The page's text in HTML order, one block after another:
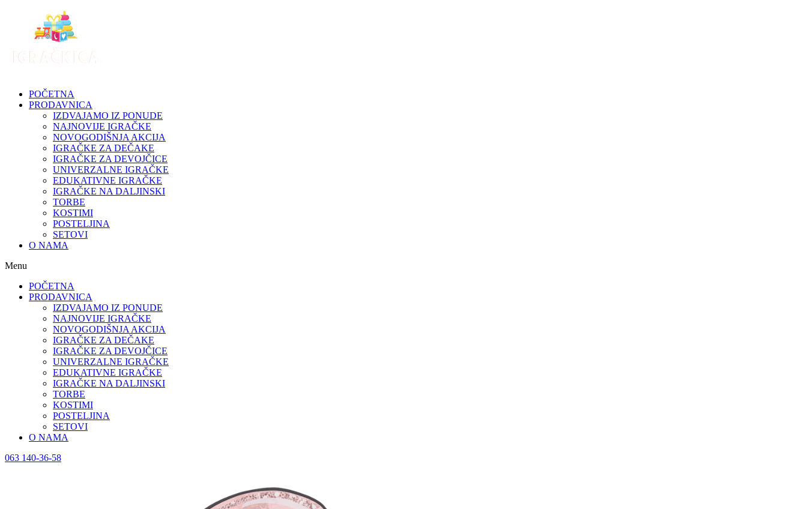
POČETNA
PRODAVNICA
IZDVAJAMO IZ PONUDE
NAJNOVIJE IGRAČKE
NOVOGODIŠNJA AKCIJA
IGRAČKE ZA DEČAKE
IGRAČKE ZA DEVOJČICE
UNIVERZALNE IGRAČKE
EDUKATIVNE IGRAČKE
IGRAČKE NA DALJINSKI
TORBE
KOSTIMI
POSTELJINA
SETOVI
O NAMA
Menu
POČETNA
PRODAVNICA
IZDVAJAMO IZ PONUDE
NAJNOVIJE IGRAČKE
NOVOGODIŠNJA AKCIJA
IGRAČKE ZA DEČAKE
IGRAČKE ZA DEVOJČICE
UNIVERZALNE IGRAČKE
EDUKATIVNE IGRAČKE
IGRAČKE NA DALJINSKI
TORBE
KOSTIMI
POSTELJINA
SETOVI
O NAMA
063 140-36-58